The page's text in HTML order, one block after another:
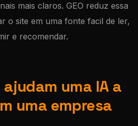
mais claros. GEO reduz essa
o site em uma fonte facil de ler,
e recomendar.
uma IA a
uma empresa